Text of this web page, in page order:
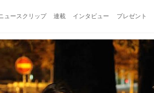
ュースクリップ 連載 インタビュー プレゼント